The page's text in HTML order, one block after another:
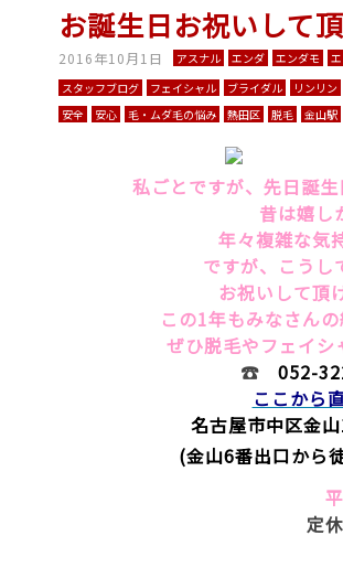
お誕生日お祝いして
2016年10月1日 アスナル エンダ エンダモ
スタッフブログ
フェイシャル ブライダル リンリン
安全
安心 毛・ムダ毛の悩み 熱田区 脱毛 金山駅
私ごとですが、先日誕
昔は嬉し
年々複雑な気
ですが、こうし
お祝いして頂
この1年もみなさん
ぜひ脱毛やフェイ
☎ 052-
ここから
名古屋市中区金
(金山6番出口から
定